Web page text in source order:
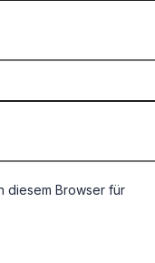
diesem Browser für